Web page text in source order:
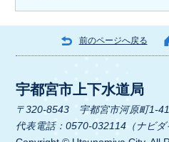
前のページへ戻る
宇都宮市上下水道局
〒320-8543 宇都宮市河原町1-41
代表電話：0570-032114（ナビダ